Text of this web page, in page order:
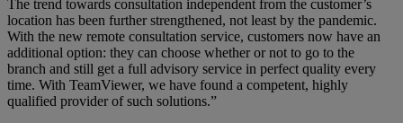
The trend towards consultation independent from the customer’s
location has been further strengthened, not least by the pandemic.
With the new remote consultation service, customers now have an
additional option: they can choose whether or not to go to the
branch and still get a full advisory service in perfect quality every
time. With TeamViewer, we have found a competent, highly
qualified provider of such solutions.”